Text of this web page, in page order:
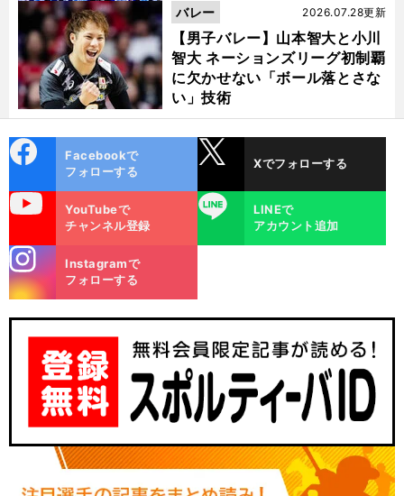
【男子バレー】山本智大と小川
智大 ネーションズリーグ初制覇
に欠かせない「ボール落とさな
い」技術
2026.07.28更新
バレー
ok
Facebookで
フォローする
Xでフォローする
YouTubeで
チャンネル登録
LINE
LINEで
アカウント追加
m
Instagramで
フォローする